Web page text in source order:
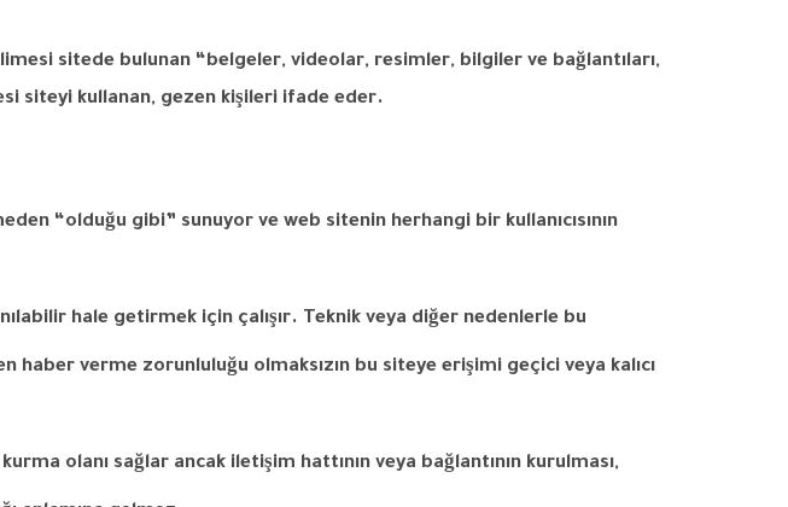
sitede bulunan “belgeler, videolar, resimler, bilgiler ve bağlantıları,
siteyi kullanan, gezen kişileri ifade eder.
“olduğu gibi” sunuyor ve web sitenin herhangi bir kullanıcısının
hale getirmek için çalışır. Teknikveya diğer nedenlerle bu
haber verme zorunluluğu olmaksızın bu siteye erişimi geçici veya kalıcı
olanı sağlar ancak iletişim hattının veya bağlantının kurulması,